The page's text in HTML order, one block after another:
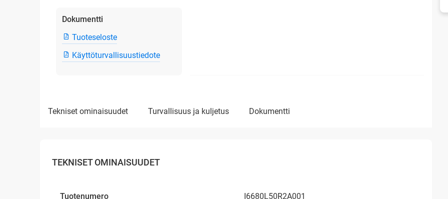
Dokumentti
Tuoteseloste
Käyttöturvallisuustiedote
tekniset ominaisuudet turvallisuus ja kuljetus dokumentti
TEKNISET OMINAISUUDET
Tuotenumero I6680L50R2A001